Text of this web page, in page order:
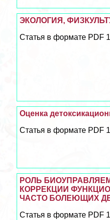
ЭКОЛОГИЯ,
Статья в формате PDF
Оценка
Статья в формате PDF
РОЛЬ
КОРРЕКЦИИ
ЧАСТО БОЛЕЮЩИХ
Статья в формате PDF